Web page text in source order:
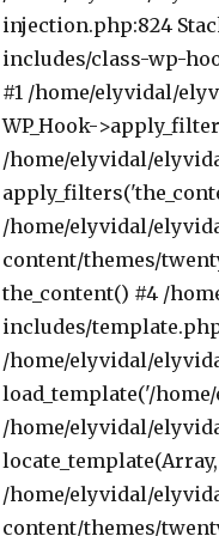
injection.php:824
includes/class-wp-
#1 /home/elyvidal/
WP_Hook-
/home/elyvidal/
/home/elyvidal/
content/themes/
the_content() #4 /
includes/
/home/elyvidal/
load_template('/
/home/elyvidal/
/home/elyvidal/
content/themes/